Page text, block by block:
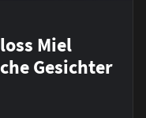
Miel
Gesichter